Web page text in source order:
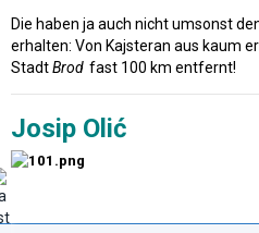
Die haben ja auch nicht umsonst
erhalten: Von Kajsteran aus kaum
StadtBrod fast 100 km entfernt!
Josip Olić